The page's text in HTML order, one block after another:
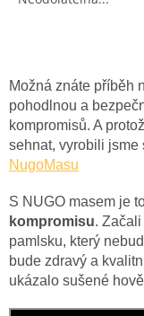
Možná znáte příběh
pohodlnou a
kompromisů. A
sehnat, vyrobili jsme
NugoMasu
S NUGO masem je
kompromisu.
pamlsku, který
bude zdravý a
ukázalo sušené